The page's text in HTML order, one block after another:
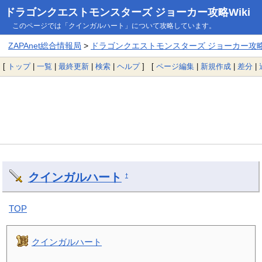
ドラゴンクエストモンスターズ ジョーカー攻略Wiki
このページでは「クインガルハート」について攻略しています。
ZAPAnet総合情報局 > ドラゴンクエストモンスターズ ジョーカー攻
[ トップ| 一覧 | 最終更新 | 検索 | ヘルプ] [ ページ編集 | 新規作成 | 差分 |
クインガルハート †
TOP
クインガルハート